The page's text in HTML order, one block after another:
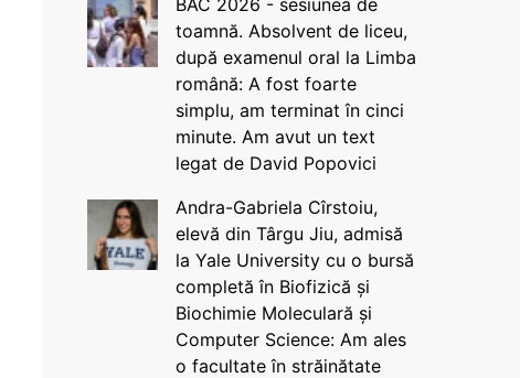
BAC 2026 - sesiunea de
toamnă. Absolvent de liceu,
după examenul oral la Limba
română: A fost foarte
simplu, am terminat în cinci
minute. Am avut un text
legat de David Popovici
Andra-Gabriela Cîrstoiu,
elevă din Târgu Jiu, admisă
la Yale University cu o bursă
completă în Biofizică și
Biochimie Moleculară și
Computer Science: Am ales
o facultate în străinătate